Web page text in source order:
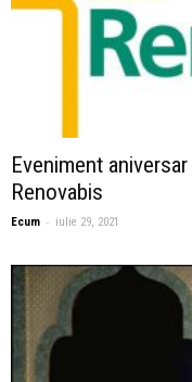
Eveniment
Renovabis
Ecum - iulie 29, 2021